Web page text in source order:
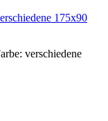
175x90
verschiedene